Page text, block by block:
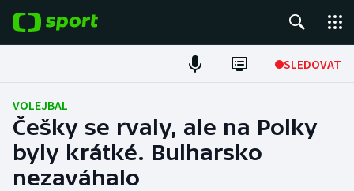
SLEDOVAT
Fotbal
Hokej
Tenis
VOLEJBAL
Češky se rvaly, ale na Polky
byly krátké. Bulharsko
nezaváhalo